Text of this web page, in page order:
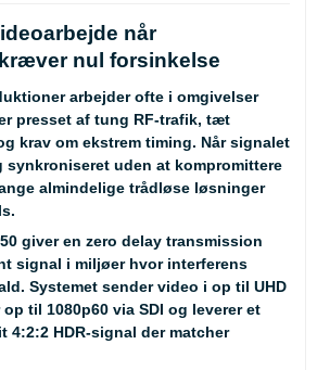
når
nul forsinkelse
arbejder ofte i omgivelser
presset af tung RF-trafik, tæt
krav om ekstrem timing. Når signalet
uden at kompromittere
almindelige trådløse løsninger
giver en zero delay transmission
signal i miljøer hvor interferens
Systemet sender video i op til UHD
op til 1080p60 via SDI og leverer et
4:2:2 HDR-signal der matcher